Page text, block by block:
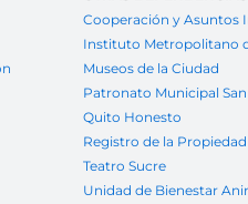
Cooperación y Asuntos
Instituto Metropolitano
Museos de la Ciudad
Patronato Municipal San
Quito Honesto
Registro de la Propiedad
Teatro Sucre
Unidad de Bienestar